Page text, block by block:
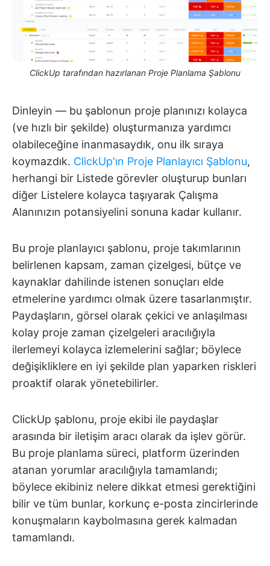
ClickUp tarafından hazırlanan Proje Planlama Şablonu
Dinleyin — bu şablonun proje planınızı kolayca
(ve hızlı bir şekilde) oluşturmanıza yardımcı
olabileceğine inanmasaydık, onu ilk sıraya
koymazdık. ClickUp'ın Proje Planlayıcı Şablonu,
herhangi bir Listede görevler oluşturup bunları
diğer Listelere kolayca taşıyarak Çalışma
Alanınızın potansiyelini sonuna kadar kullanır.
Bu proje planlayıcı şablonu, proje takımlarının
belirlenen kapsam, zaman çizelgesi, bütçe ve
kaynaklar dahilinde istenen sonuçları elde
etmelerine yardımcı olmak üzere tasarlanmıştır.
Paydaşların, görsel olarak çekici ve anlaşılması
kolay proje zaman çizelgeleri aracılığıyla
ilerlemeyi kolayca izlemelerini sağlar; böylece
değişikliklere en iyi şekilde plan yaparken riskleri
proaktif olarak yönetebilirler.
ClickUp şablonu, proje ekibi ile paydaşlar
arasında bir iletişim aracı olarak da işlev görür.
Bu proje planlama süreci, platform üzerinden
atanan yorumlar aracılığıyla tamamlandı;
böylece ekibiniz nelere dikkat etmesi gerektiğini
bilir ve tüm bunlar, korkunç e-posta zincirlerinde
konuşmaların kaybolmasına gerek kalmadan
tamamlandı.